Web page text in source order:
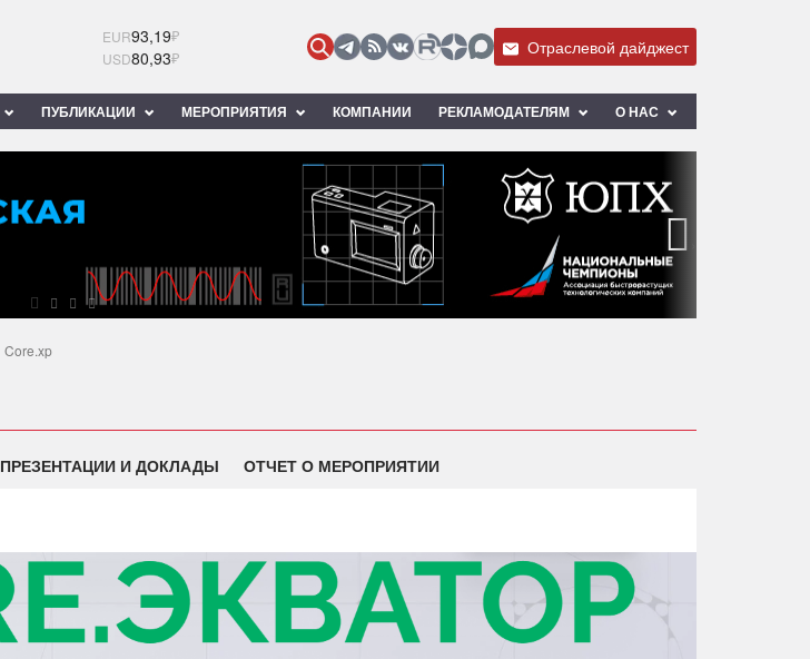
EUR93,19₽
USD80,93₽ Отраслевой дайджест
ПУБЛИКАЦИИ МЕРОПРИЯТИЯ КОМПАНИИ РЕКЛАМОДАТЕЛЯМ О НАС
Core.xp
ПРЕЗЕНТАЦИИ И ДОКЛАДЫ ОТЧЕТ О МЕРОПРИЯТИИ